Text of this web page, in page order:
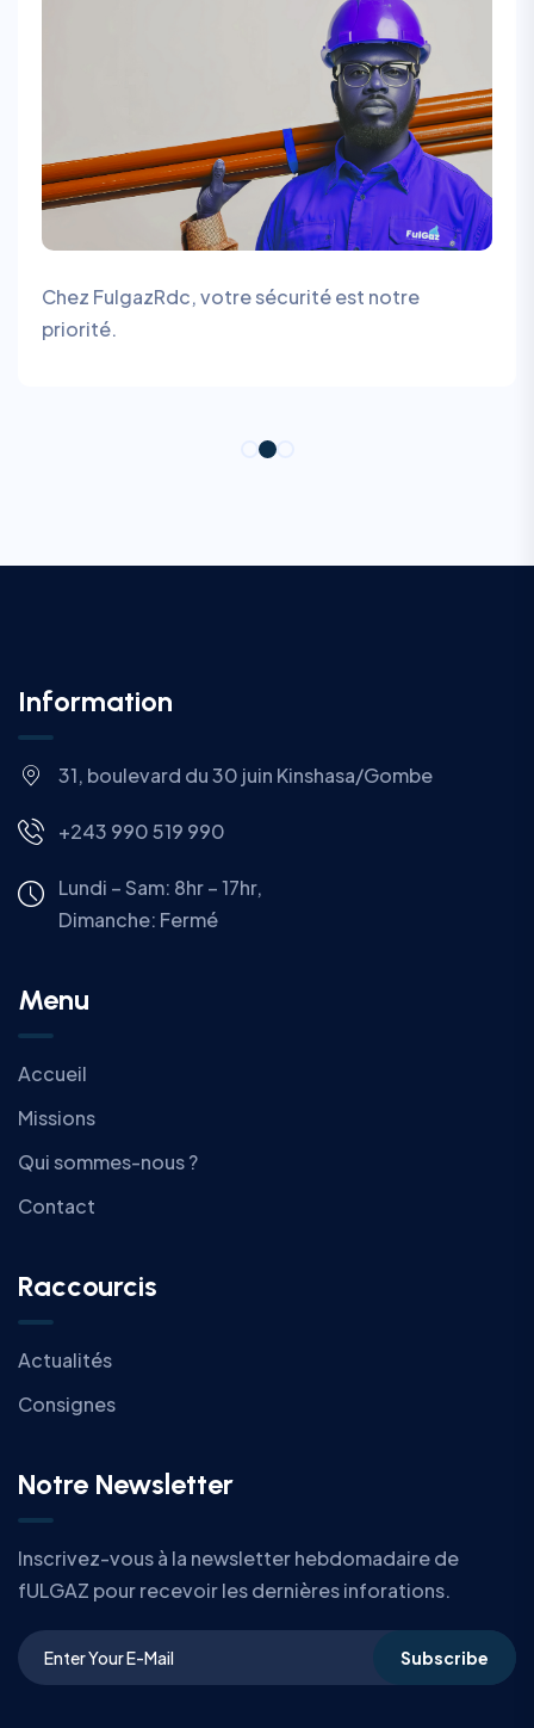
Chez FulgazRdc, votre sécurité est notre
priorité.
Information
31, boulevard du 30 juin Kinshasa/Gombe
+243 990 519 990
Lundi – Sam: 8hr – 17hr,
Dimanche: Fermé
Menu
Accueil
Missions
Qui sommes-nous ?
Contact
Raccourcis
Actualités
Consignes
Notre Newsletter
Inscrivez-vous à la newsletter hebdomadaire de
fULGAZ pour recevoir les dernières inforations.
Subscribe